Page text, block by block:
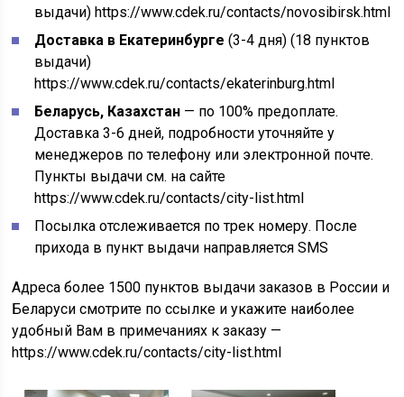
выдачи)https://www.cdek.ru/contacts/novosibirsk.html
Доставка в Екатеринбурге (3-4 дня) (18 пунктов
выдачи)
https://www.cdek.ru/contacts/ekaterinburg.html
Беларусь, Казахстан — по 100% предоплате.
Доставка 3-6 дней, подробности уточняйте у
менеджеров по телефону или электронной почте.
Пункты выдачи см. на сайте
https://www.cdek.ru/contacts/city-list.html
Посылка отслеживается по трек номеру. После
прихода в пункт выдачи направляется SMS
Адреса более 1500 пунктов выдачи заказов в России и
Беларуси смотрите по ссылке и укажите наиболее
удобный Вам в примечаниях к заказу —
https://www.cdek.ru/contacts/city-list.html